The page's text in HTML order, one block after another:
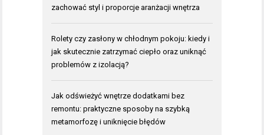
zachować styl i proporcje aranżacji wnętrza
Rolety czy zasłony w chłodnym pokoju: kiedy i
jak skutecznie zatrzymać ciepło oraz uniknąć
problemów z izolacją?
Jak odświeżyć wnętrze dodatkami bez
remontu: praktyczne sposoby na szybką
metamorfozę i uniknięcie błędów